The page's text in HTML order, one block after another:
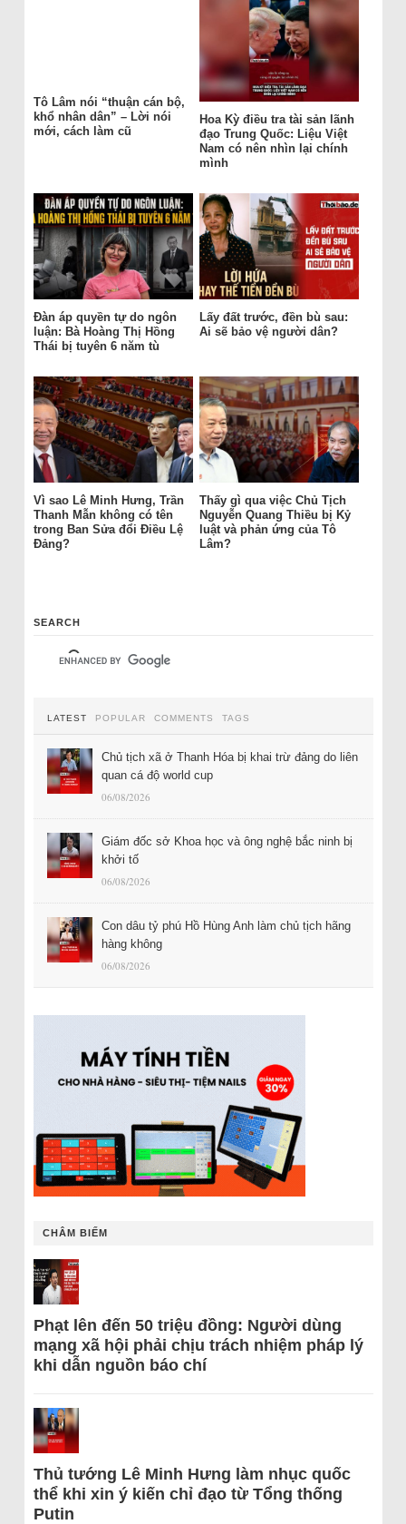
Tô Lâm nói “thuận cán bộ,
khổ nhân dân” – Lời nói
mới, cách làm cũ
Hoa Kỳ điều tra tài sản lãnh
đạo Trung Quốc: Liệu Việt
Nam có nên nhìn lại chính
mình
Đàn áp quyền tự do ngôn
luận: Bà Hoàng Thị Hồng
Thái bị tuyên 6 năm tù
Lấy đất trước, đền bù sau:
Ai sẽ bảo vệ người dân?
Vì sao Lê Minh Hưng, Trần
Thanh Mẫn không có tên
trong Ban Sửa đổi Điều Lệ
Đảng?
Thấy gì qua việc Chủ Tịch
Nguyễn Quang Thiều bị Kỷ
luật và phản ứng của Tô
Lâm?
SEARCH
LATEST POPULAR COMMENTS TAGS
Chủ tịch xã ở Thanh Hóa bị khai trừ đảng do liên
quan cá độ world cup
06/08/2026
Giám đốc sở Khoa học và ông nghệ bắc ninh bị
khởi tố
06/08/2026
Con dâu tỷ phú Hồ Hùng Anh làm chủ tịch hãng
hàng không
06/08/2026
CHÂM BIẾM
Phạt lên đến 50 triệu đồng: Người dùng
mạng xã hội phải chịu trách nhiệm pháp lý
khi dẫn nguồn báo chí
Thủ tướng Lê Minh Hưng làm nhục quốc
thể khi xin ý kiến chỉ đạo từ Tổng thống
Putin